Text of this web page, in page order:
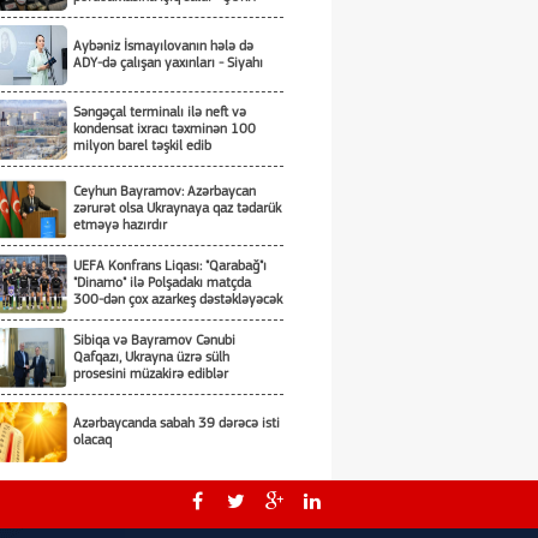
Aybəniz İsmayılovanın hələ də
ADY-də çalışan yaxınları - Siyahı
Səngəçal terminalı ilə neft və
kondensat ixracı təxminən 100
milyon barel təşkil edib
Ceyhun Bayramov: Azərbaycan
zərurət olsa Ukraynaya qaz tədarük
etməyə hazırdır
UEFA Konfrans Liqası: "Qarabağ"ı
"Dinamo" ilə Polşadakı matçda
300-dən çox azarkeş dəstəkləyəcək
Sibiqa və Bayramov Cənubi
Qafqazı, Ukrayna üzrə sülh
prosesini müzakirə ediblər
Azərbaycanda sabah 39 dərəcə isti
olacaq
ARDNF 3 illik auditor seçir